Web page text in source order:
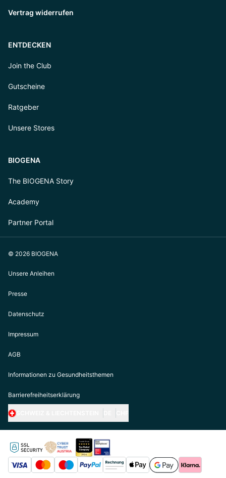
Vertrag widerrufen
ENTDECKEN
Join the Club
Gutscheine
Ratgeber
Unsere Stores
BIOGENA
The BIOGENA Story
Academy
Partner Portal
© 2026 BIOGENA
Unsere Anleihen
Presse
Datenschutz
Impressum
AGB
Informationen zu Gesundheitsthemen
Barrierefreiheitserklärung
https://biogena.com/de-at
https://biogena.com/de-de
https://biogena.com/de-ch
https://biogena.com/it-it
https://biogena.com/ro-ro